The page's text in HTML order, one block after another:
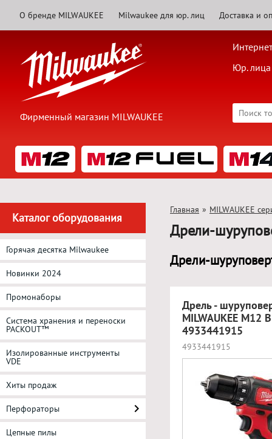
О бренде MILWAUKEE Milwaukee для юр. лиц Доставка и
Фирменный магазин MILWAUKEE
Юр. лица
Каталог оборудования
Горячая десятка Milwaukee
Новинки 2024
Промонаборы
Система хранения и переноски
PACKOUT™
Изолированные инструменты
VDE
Хиты продаж
Перфораторы
Цепные пилы
Главная » MILWAUKEE
Дрели-
Дрели-
Дрель -
MILWAUKEE M12
4933441915
4933441915